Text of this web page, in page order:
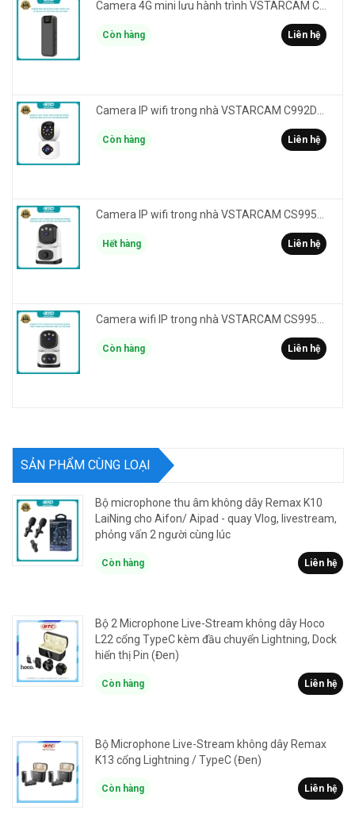
Camera 4G mini lưu hành trình VSTARCAM CB77 phân giải 3MP FullHD 1080P - Action cam quay Vlog
Còn hàng Liên hệ
Còn hàng Liên hệ
Camera IP wifi trong nhà VSTARCAM CS995M phân giải 2MP HD led trợ sáng - cảnh báo khói, gas, cháy
Hết hàng Liên hệ
Còn hàng Liên hệ
SẢN PHẨM CÙNG LOẠI
Bộ microphone thu âm không dây Remax K10
LaiNing cho Aifon/ Aipad - quay Vlog, livestream,
phỏng vấn 2 người cùng lúc
Còn hàng Liên hệ
Bộ 2 Microphone Live-Stream không dây Hoco
L22 cổng TypeC kèm đầu chuyển Lightning, Dock
hiển thị Pin (Đen)
Còn hàng Liên hệ
Bộ Microphone Live-Stream không dây Remax
K13 cổng Lightning / TypeC (Đen)
Còn hàng Liên hệ